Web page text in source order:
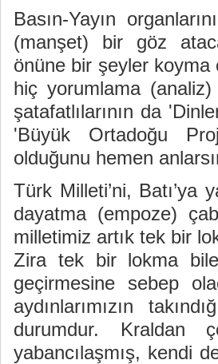
Basın-Yayın
(manşet) bir göz
önüne bir şeyler koyma
hiç yorumlama
şatafatlılarının da
'Büyük Ortadoğu
olduğunu hemen
Türk Milleti’ni, Batı’ya
dayatma (empoze)
milletimiz artık tek bir
Zira tek bir lokma
geçirmesine sebep
aydınlarımızın
durumdur. Kraldan
yabancılaşmış, kendi